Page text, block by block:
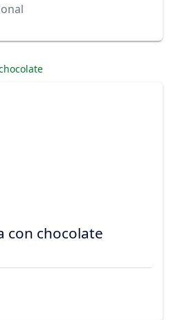
con chocolate